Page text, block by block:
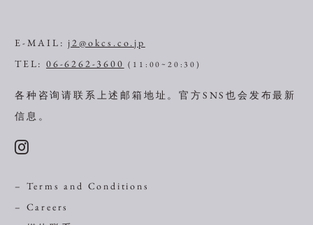
E-MAIL:j2@okcs.co.jp
TEL:06-6262-3600 (11:00~20:30)
各种咨询请联系上述邮箱地址。官方SNS也会发布最新
信息。
– Terms and Conditions
– Careers